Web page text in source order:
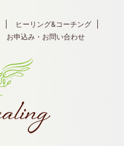
ヒーリング&コーチング
お申込み・お問い合わせ